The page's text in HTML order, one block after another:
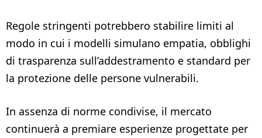
Regole stringenti potrebbero stabilire limiti al
modo in cui i modelli simulano empatia, obblighi
di trasparenza sull’addestramento e standard per
la protezione delle persone vulnerabili.
In assenza di norme condivise, il mercato
continuerà a premiare esperienze progettate per